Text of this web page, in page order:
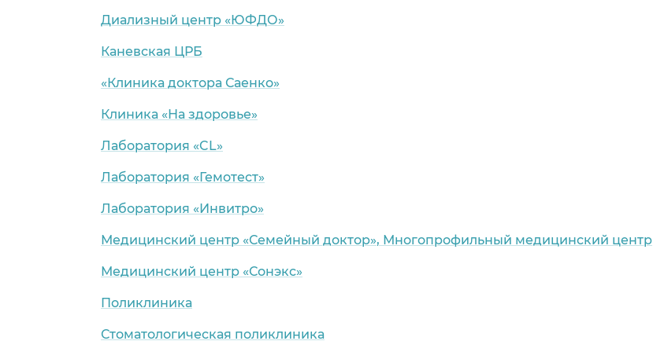
Диализный центр «ЮФДО»
Каневская ЦРБ
«Клиника доктора Саенко»
Клиника «На здоровье»
Лаборатория «CL»
Лаборатория «Гемотест»
Лаборатория «Инвитро»
Медицинский центр «Семейный доктор», Многопрофильный медицинский центр
Медицинский центр «Сонэкс»
Поликлиника
Стоматологическая поликлиника